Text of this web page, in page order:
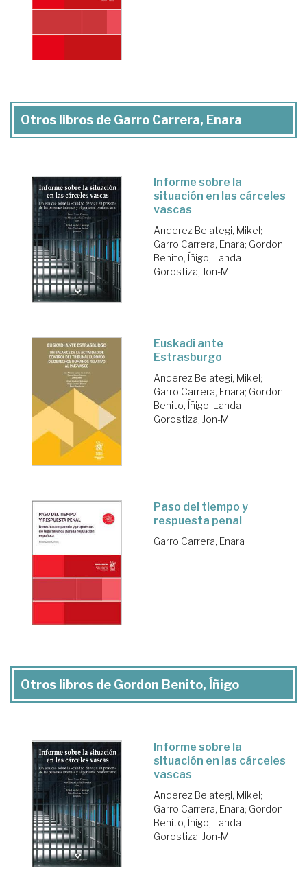
Otros libros de Garro Carrera, Enara
Informe sobre la
situación en las cárceles
vascas
Anderez Belategi, Mikel;
Garro Carrera, Enara; Gordon
Benito, Íñigo; Landa
Gorostiza, Jon-M.
Euskadi ante
Estrasburgo
Anderez Belategi, Mikel;
Garro Carrera, Enara; Gordon
Benito, Íñigo; Landa
Gorostiza, Jon-M.
Paso del tiempo y
respuesta penal
Garro Carrera, Enara
Otros libros de Gordon Benito, Íñigo
Informe sobre la
situación en las cárceles
vascas
Anderez Belategi, Mikel;
Garro Carrera, Enara; Gordon
Benito, Íñigo; Landa
Gorostiza, Jon-M.